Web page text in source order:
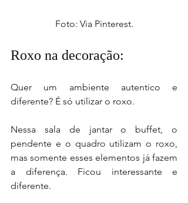
Foto: Via Pinterest.
Roxo na decoração:
Quer um ambiente autentico e
diferente? É só utilizar o roxo.
Nessa sala de jantar o buffet, o
pendente e o quadro utilizam o roxo,
mas somente esses elementos já fazem
a diferença. Ficou interessante e
diferente.